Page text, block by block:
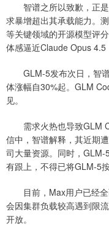
智谱之所以致歉，正是
求暴增超出其承载能力。
等关键领域的开源模型评
体感逼近Claude Opus 4.5
GLM-5发布次日，智谱
体涨幅自30%起。GLM
见。
需求火热也导致GLM
信中，智谱解释，其近期
司大量资源。同时，
有跟上，不得已将GLM-5
目前，Max用户已经全
会因集群负载较高遇到限
开放。